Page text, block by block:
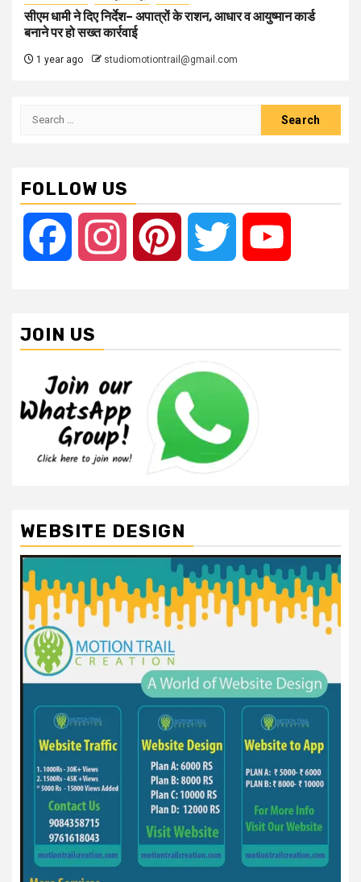
सीएम धामी ने दिए निर्देश– अपात्रों के राशन, आधार व आयुष्मान कार्ड
बनाने पर हो सख्त कार्रवाई
1 year ago studiomotiontrail@gmail.com
Search
FOLLOW US
Facebook Instagram Pinterest Twitter
JOIN US
WEBSITE DESIGN